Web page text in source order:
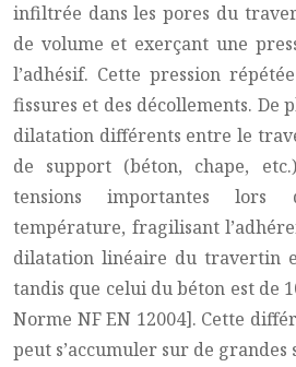
infiltrée dans les pores du
de volume et exerçant une
l’adhésif. Cette pression
fissures et des décollements. De
dilatation différents entre le
de support (béton, chape,
tensions importantes lors
température, fragilisant
dilatation linéaire du travertin
tandis que celui du béton est de
Norme NF EN 12004]. Cette
peut s’accumuler sur de